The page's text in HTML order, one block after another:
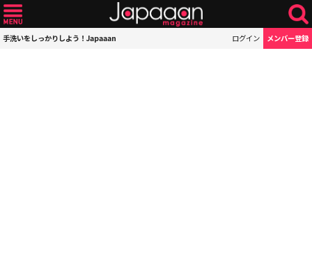
手洗いをしっかりしよう！Japaaan ログイン メンバー登録